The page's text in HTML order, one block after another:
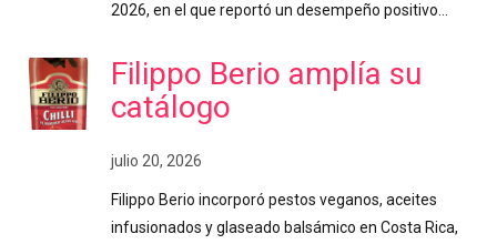
2026, en el que reportó un desempeño positivo…
Filippo Berio amplía su
catálogo
julio 20, 2026
Filippo Berio incorporó pestos veganos, aceites
infusionados y glaseado balsámico en Costa Rica,